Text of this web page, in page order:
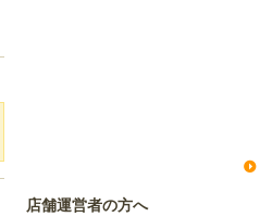
店舗運営者の方へ